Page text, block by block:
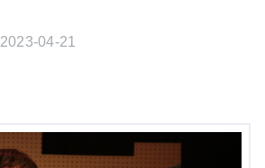
2023-04-21